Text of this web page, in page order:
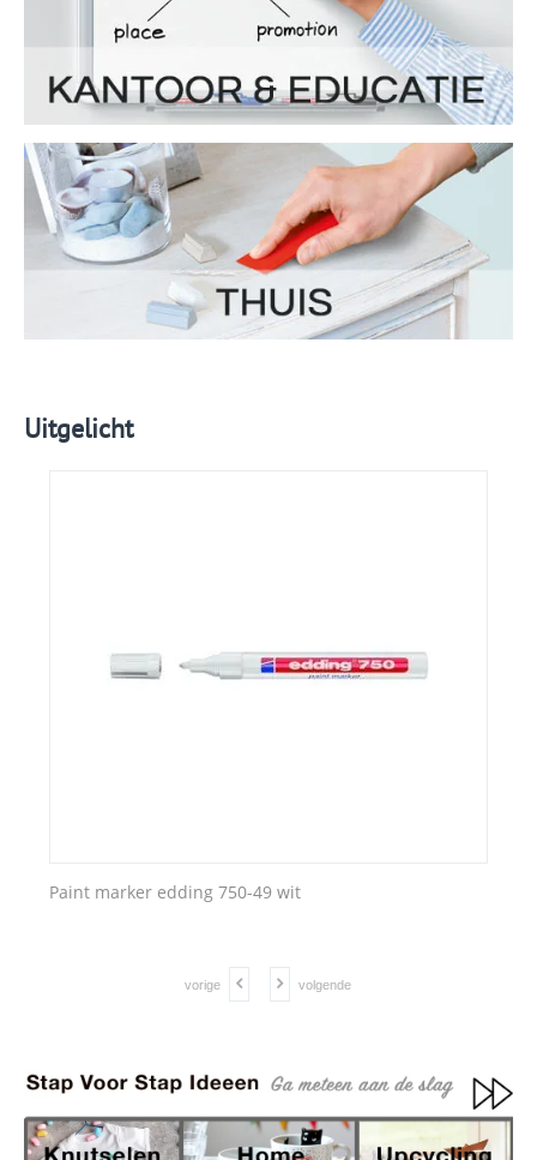
Uitgelicht
Paint marker edding 750-49 wit
vorige volgende